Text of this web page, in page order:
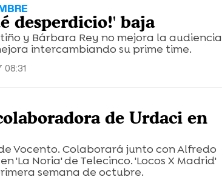
desperdicio!' baja
y Bárbara Rey no mejora la audiencia
intercambiando su prime time.
08:31
de Urdaci en
Vocento. Colaborará junto con Alfredo
'La Noria' de Telecinco. 'Locos X Madrid'
semana de octubre.